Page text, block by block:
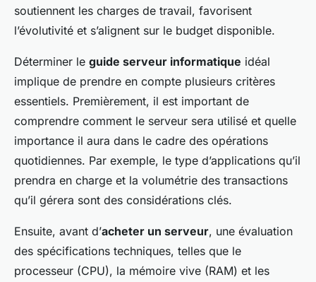
soutiennent les charges de travail, favorisent
l’évolutivité et s’alignent sur le budget disponible.
Déterminer le guide serveur informatique idéal
implique de prendre en compte plusieurs critères
essentiels. Premièrement, il est important de
comprendre comment le serveur sera utilisé et quelle
importance il aura dans le cadre des opérations
quotidiennes. Par exemple, le type d’applications qu’il
prendra en charge et la volumétrie des transactions
qu’il gérera sont des considérations clés.
Ensuite, avant d’acheter un serveur, une évaluation
des spécifications techniques, telles que le
processeur (CPU), la mémoire vive (RAM) et les